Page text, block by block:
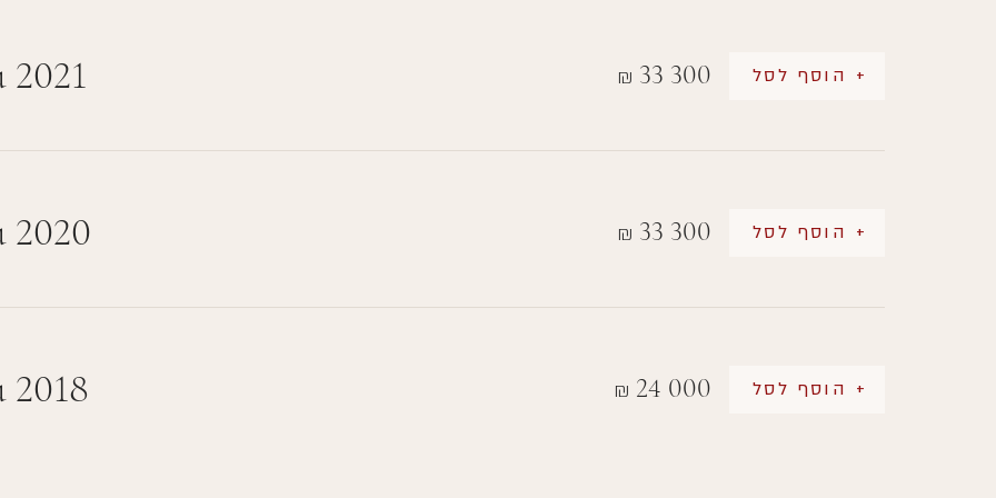
₪ 33 300 + הוסף לסל
2020 ₪ 33 300 + הוסף לסל
₪ 24 000 + הוסף לסל